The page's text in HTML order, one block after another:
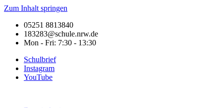
Zum Inhalt springen
05251 8813840
183283@schule.nrw.de
Mon - Fri: 7:30 - 13:30
Schulbrief
Instagram
YouTube